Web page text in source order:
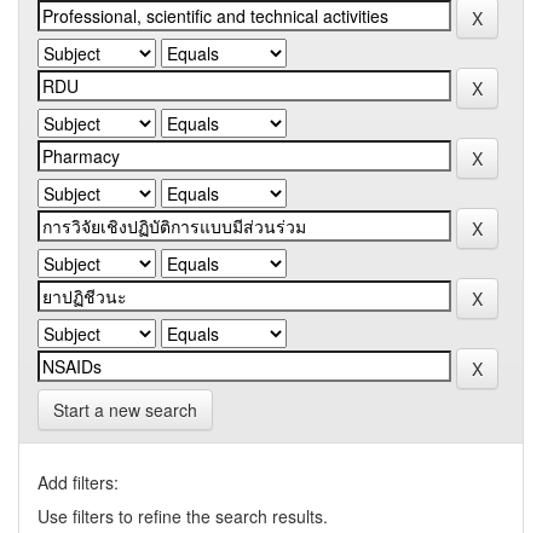
Start a new search
Add filters:
Use filters to refine the search results.